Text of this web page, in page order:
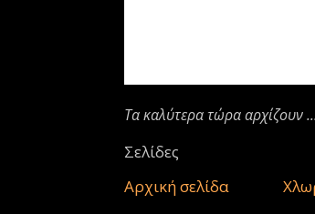
Τα καλύτερα τώρα αρχίζουν
Σελίδες
Αρχική σελίδα